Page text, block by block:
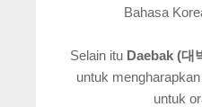
Bahasa
Selain itu Daebak (대
untuk
untuk